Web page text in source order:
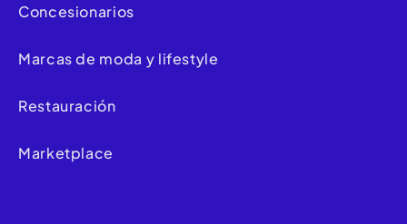
Concesionarios
Marcas de moda y lifestyle
Restauración
Marketplace